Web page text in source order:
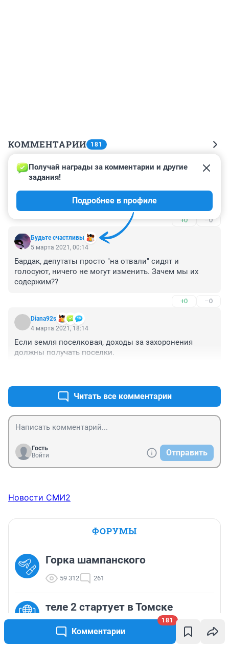
Комментарии
181
КОММЕНТАРИИ 181
Гость
10 марта 2021, 11:45
нечего базар разводить. как власть сказала, так и
будет. сами голосовали за эту власть. терпите.
+0 –0
Будьте счастливы
Получай награды за комментарии и другие
задания!
Подробнее в профиле
5 марта 2021, 00:14
Бардак, депутаты просто "на отвали" сидят и
голосуют, ничего не могут изменить. Зачем мы их
содержим??
+0 –0
Diana92s
4 марта 2021, 18:14
Если земля поселковая, доходы за захоронения
должны получать поселки.
Читать все комментарии
Гость
Войти
Отправить
Новости СМИ2
ФОРУМЫ
Горка шампанского
59 312 261
теле 2 стартует в Томске
15 098